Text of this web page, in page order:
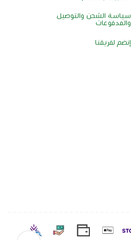
سياسة الشحن والتوصيل
والمدفوعات
إنضم لفريقنا